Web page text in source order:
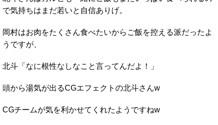
で気持ちはまだ若いと自信ありげ。
岡村はお肉をたくさん食べたいからご飯を控える派だったよ
うですが、
北斗「なに根性なしなこと言ってんだよ！」
頭から湯気が出るCGエフェクトの北斗さんw
CGチームが気を利かせてくれたようですねw